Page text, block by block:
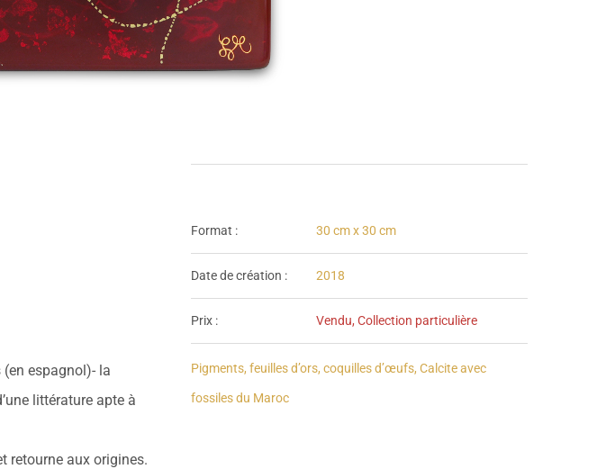
espagnol)- la
littérature apte à
retourne aux origines.
Format : 30 cm x 30 cm
Date de création : 2018
Prix : Vendu, Collection particulière
Pigments, feuilles d’ors, coquilles d’œufs, Calcite avec
fossiles du Maroc